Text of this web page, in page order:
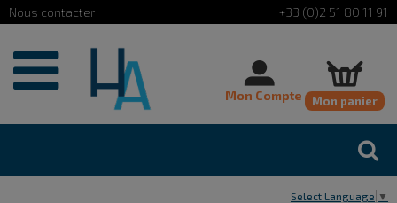
+33 (0)2 51 80 11 91
Mon Compte Mon panier
Select Language ▼
Cookies management panel